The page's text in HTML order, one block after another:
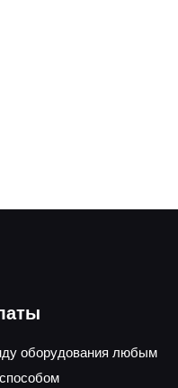
оборудования любым